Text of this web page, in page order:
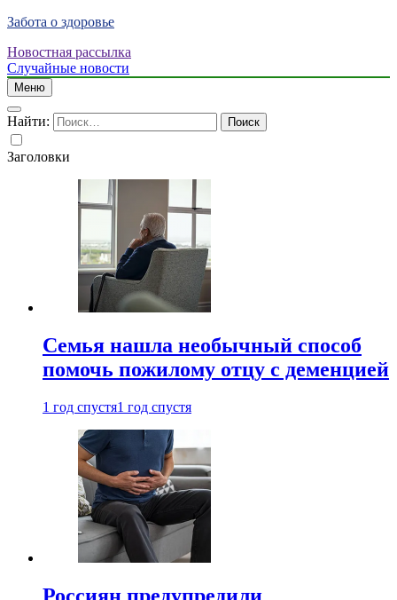
Забота о здоровье
Новостная рассылка
Случайные новости
Меню
Найти:
Заголовки
Семья нашла необычный способ
помочь пожилому отцу с деменцией
1 год спустя1 год спустя
Россиян предупредили